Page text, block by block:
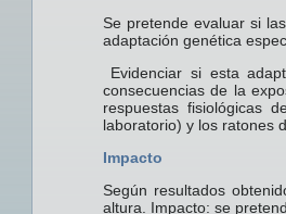
Se pretende evaluar si
adaptación genética
Evidenciar si esta
consecuencias de la
respuestas fisiológicas
laboratorio) y los ratones
Impacto
Según resultados
altura. Impacto: se